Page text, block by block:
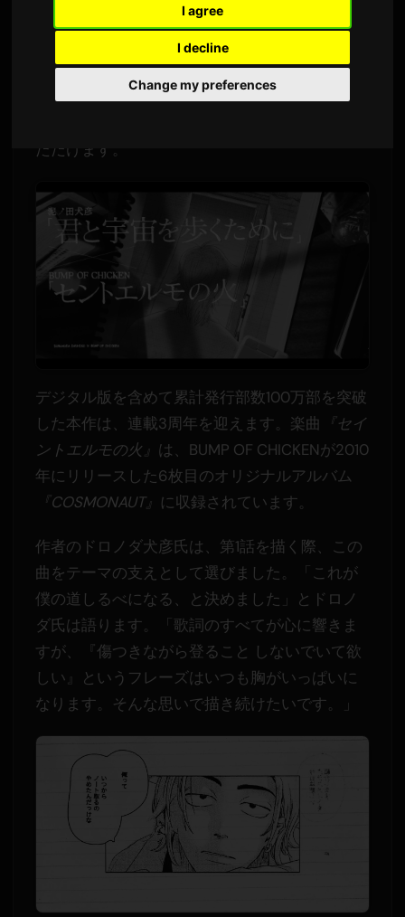
I agree
I decline
Change my preferences
『きみと宇宙を歩くために』
CHICKENの楽曲『セイントエルモの火』を使っ
た特別なコラボレーション・ミュージックビデ
ただけます。
デジタル版を含めて累計発行部数100万部を突破
した本作は、連載3周年を迎えます。楽曲 『セイ
ントエルモの火』 は、BUMP OF CHICKENが2010
年にリリースした6枚目のオリジナルアルバム
『COSMONAUT』
に収録されています。
作者のドロノダ犬彦氏は、第1話を描く際、この
曲をテーマの支えとして選びました。「これが
僕の道しるべになる、と決めました」とドロノ
ダ氏は語ります。「歌詞のすべてが心に響きま
すが、『傷つきながら登ること しないでいて欲
しい』というフレーズはいつも胸がいっぱいに
なります。そんな思いで描き続けたいです。」